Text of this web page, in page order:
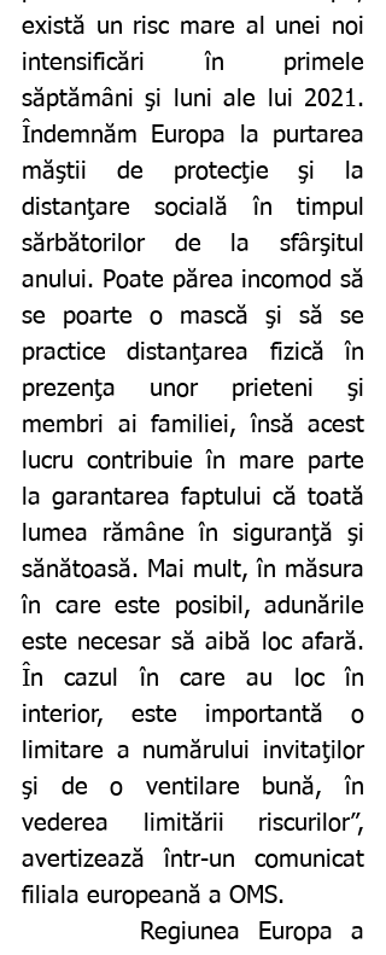
există un risc mare al unei noi
intensificări în primele
săptămâni şi luni ale lui 2021.
Îndemnăm Europa la purtarea
măştii de protecţie şi la
distanţare socială în timpul
sărbătorilor de la sfârşitul
anului. Poate părea incomod să
se poarte o mască şi să se
practice distanţarea fizică în
prezenţa unor prieteni şi
membri ai familiei, însă acest
lucru contribuie în mare parte
la garantarea faptului că toată
lumea rămâne în siguranţă şi
sănătoasă. Mai mult, în măsura
în care este posibil, adunările
este necesar să aibă loc afară.
În cazul în care au loc în
interior, este importantă o
limitare a numărului invitaţilor
şi de o ventilare bună, în
vederea limitării riscurilor”,
avertizează într-un comunicat
filiala europeană a OMS.